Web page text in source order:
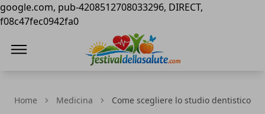
google.com, pub-4208512708033296, DIRECT,
f08c47fec0942fa0
Home Medicina Come scegliere lo studio dentistico